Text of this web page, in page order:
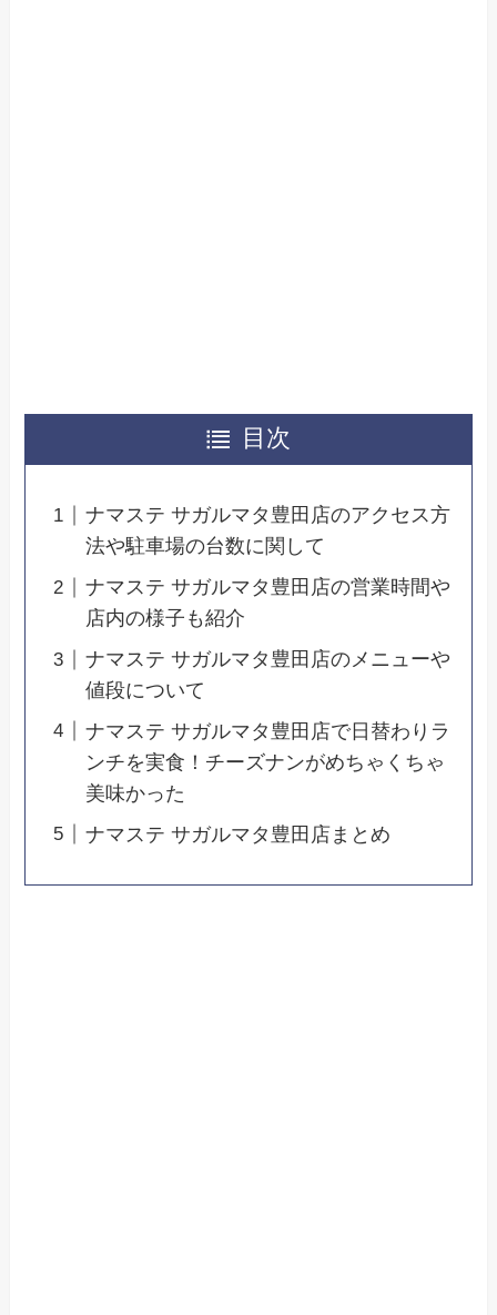
目次
ナマステ サガルマタ豊田店のアクセス方
法や駐車場の台数に関して
ナマステ サガルマタ豊田店の営業時間や
店内の様子も紹介
ナマステ サガルマタ豊田店のメニューや
値段について
ナマステ サガルマタ豊田店で日替わりラ
ンチを実食！チーズナンがめちゃくちゃ
美味かった
ナマステ サガルマタ豊田店まとめ